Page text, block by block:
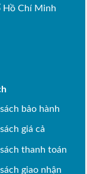
Hồ Chí Minh
bảo hành
giá cả
thanh toán
giao nhận